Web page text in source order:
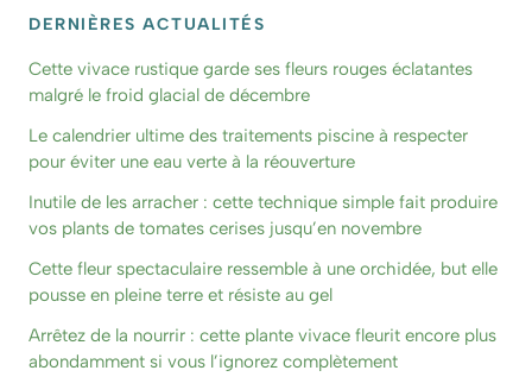
DERNIÈRES ACTUALITÉS
Cette vivace rustique garde ses fleurs rouges éclatantes
malgré le froid glacial de décembre
Le calendrier ultime des traitements piscine à respecter
pour éviter une eau verte à la réouverture
Inutile de les arracher : cette technique simple fait produire
vos plants de tomates cerises jusqu’en novembre
Cette fleur spectaculaire ressemble à une orchidée, but elle
pousse en pleine terre et résiste au gel
Arrêtez de la nourrir : cette plante vivace fleurit encore plus
abondamment si vous l’ignorez complètement